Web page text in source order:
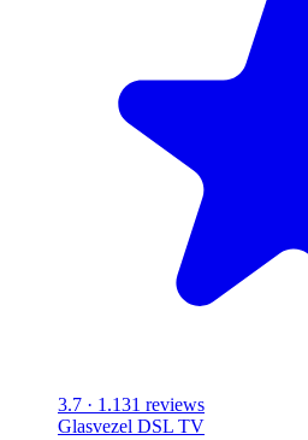
3.7 · 1.131 reviews
Glasvezel DSL TV